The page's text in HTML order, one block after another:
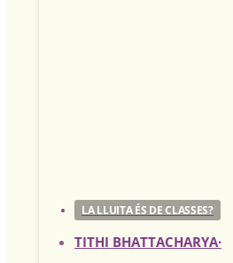
LA LLUITA ÉS DE CLASSES?
TITHI BHATTACHARYA·